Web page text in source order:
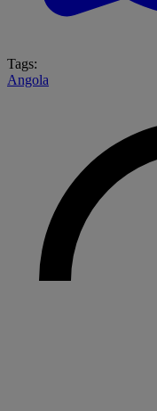
Tags:
Angola